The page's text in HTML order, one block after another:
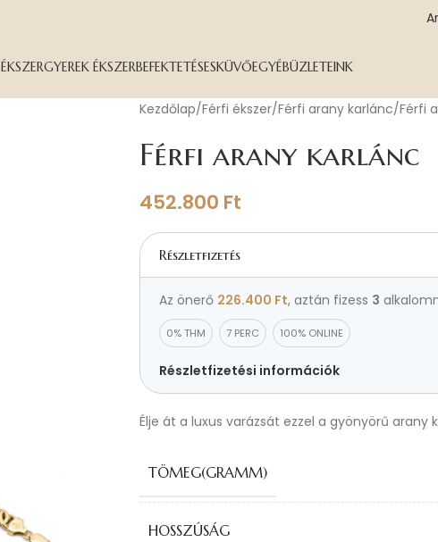
ÉKSZERGYEREK ÉKSZERBEFEKTETÉSESKÜVŐEGYÉBÜZLETEINK
Kezdőlap Férfi ékszer Férfi arany karlánc Férfi
Férfi arany karlánc
452.800 Ft
Részletfizetés
Az önerő 226.400 Ft, aztán fizess 3
0% THM 7 PERC 100% ONLINE
Részletfizetési információk
Élje át a luxus varázsát ezzel a gyönyörű arany
TÖMEG(GRAMM)
HOSSZÚSÁG